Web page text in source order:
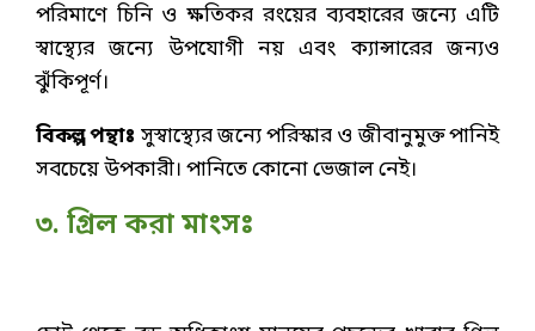
পরিমাণে চিনি ও ক্ষতিকর রংয়ের ব্যবহারের জন্যে এটি
স্বাস্থ্যের জন্যে উপযোগী নয় এবং ক্যান্সারের জন্যও
ঝুঁকিপূর্ণ।
বিকল্প পন্থাঃ সুস্বাস্থ্যের জন্যে পরিস্কার ও জীবানুমুক্ত পানিই
সবচেয়ে উপকারী। পানিতে কোনো ভেজাল নেই।
৩. গ্রিল করা মাংসঃ